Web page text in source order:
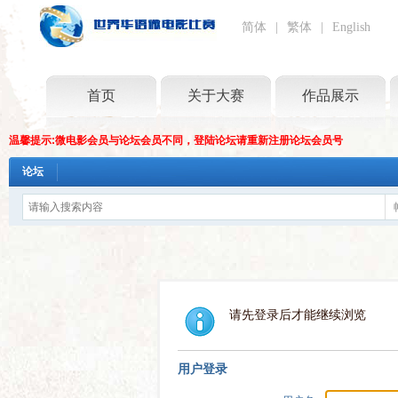
简体 繁体 English
首页 关于大赛 作品展示
温馨提示:微电影会员与论坛会员不同，登陆论坛请重新注册论坛会员号
论坛
请先登录后才能继续浏览
用户登录